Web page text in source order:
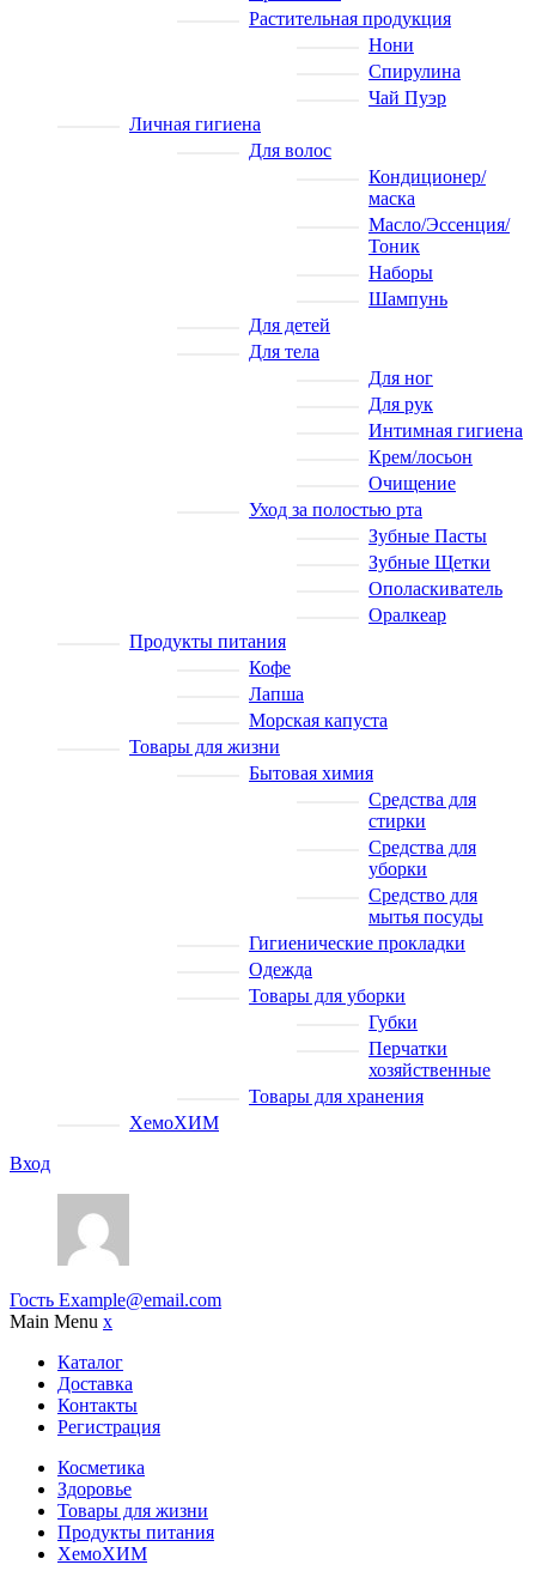
Растительная продукция
Нони
Спирулина
Чай Пуэр
Личная гигиена
Для волос
Кондиционер/
маска
Масло/Эссенция/
Тоник
Наборы
Шампунь
Для детей
Для тела
Для ног
Для рук
Интимная гигиена
Крем/лосьон
Очищение
Уход за полостью рта
Зубные Пасты
Зубные Щетки
Ополаскиватель
Оралкеар
Продукты питания
Кофе
Лапша
Морская капуста
Товары для жизни
Бытовая химия
Средства для
стирки
Средства для
уборки
Средство для
мытья посуды
Гигиенические прокладки
Одежда
Товары для уборки
Губки
Перчатки
хозяйственные
Товары для хранения
ХемоХИМ
Вход
Гость Example@email.com
Main Menu x
Каталог
Доставка
Контакты
Регистрация
Косметика
Здоровье
Товары для жизни
Продукты питания
ХемоХИМ